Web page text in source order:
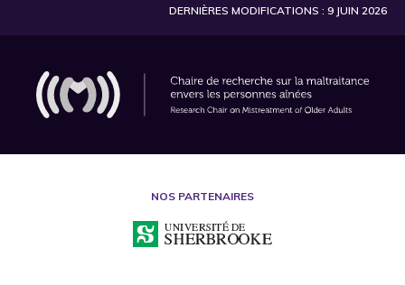
DERNIÈRES MODIFICATIONS : 9 JUIN 2026
NOS PARTENAIRES